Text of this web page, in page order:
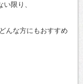
限り、
どんな方にもおすすめ